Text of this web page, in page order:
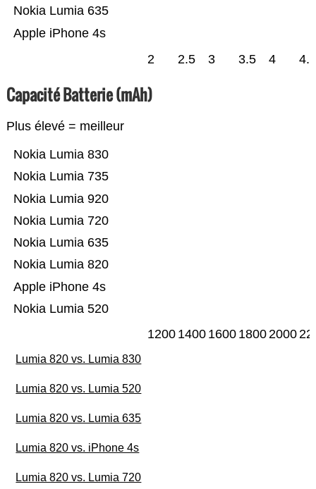
Apple iPhone 4s
Nokia Lumia 635
2 2.5 3 3.5 4 4.5
Capacité Batterie (mAh)
Plus élevé = meilleur
Nokia Lumia 520
Apple iPhone 4s
Nokia Lumia 820
Nokia Lumia 635
Nokia Lumia 720
Nokia Lumia 920
Nokia Lumia 735
Nokia Lumia 830
1200 1400 1600 18002000
Lumia 820 vs. Lumia 830
Lumia 820 vs. Lumia 520
Lumia 820 vs. Lumia 635
Lumia 820 vs. iPhone 4s
Lumia 820 vs. Lumia 720